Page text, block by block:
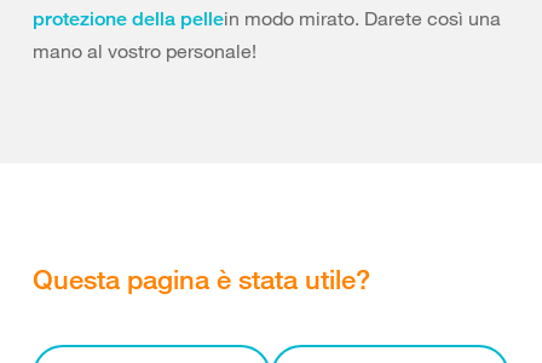
protezione della pellein modo mirato. Darete così una
mano al vostro personale!
Questa pagina è stata utile?